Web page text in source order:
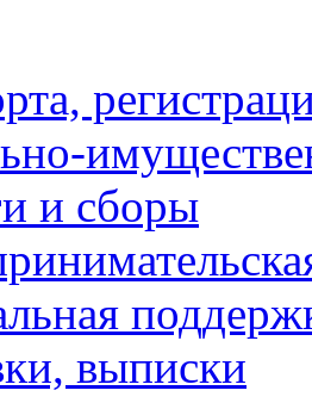
и сборы
выписки